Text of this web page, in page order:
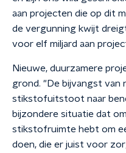
aan projecten die op dit
de vergunning kwijt
voor elf miljard aan
Nieuwe, duurzamere
grond. "De bijvangst van
stikstofuitstoot naar
bijzondere situatie dat
stikstofruimte hebt om
doen, die er juist voor